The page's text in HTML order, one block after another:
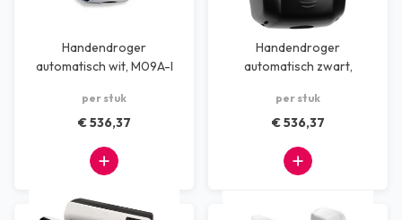
Handendroger
automatisch wit, M09A-I
per stuk
€ 536,37
Handendroger
automatisch zwart,
per stuk
€ 536,37